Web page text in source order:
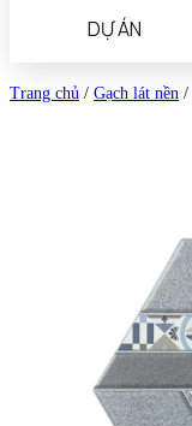
DỰ ÁN
Trang chủ / Gạch lát nền /